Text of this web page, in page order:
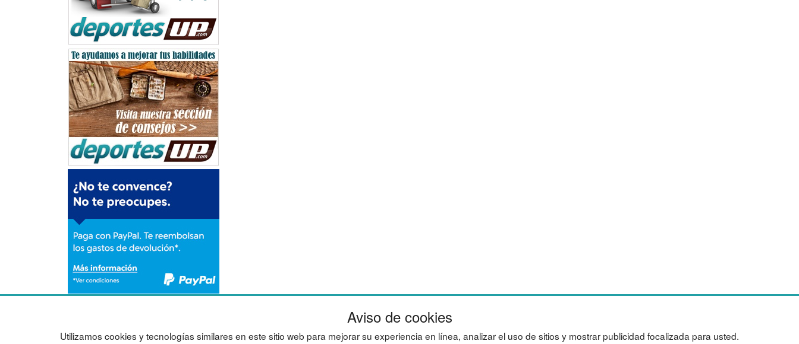
Cambios y devoluciones
Ingresa a tu cuenta
Bombones
Copia de seguridad
Maquinaria
Para almacen
Aviso de cookies
Utilizamos cookies y tecnologías similares en este sitio web para mejorar su experiencia en línea, analizar el uso de sitios y mostrar publicidad focalizada para usted.